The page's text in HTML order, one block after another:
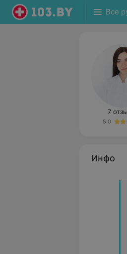
Все
7
5.0
Инфо